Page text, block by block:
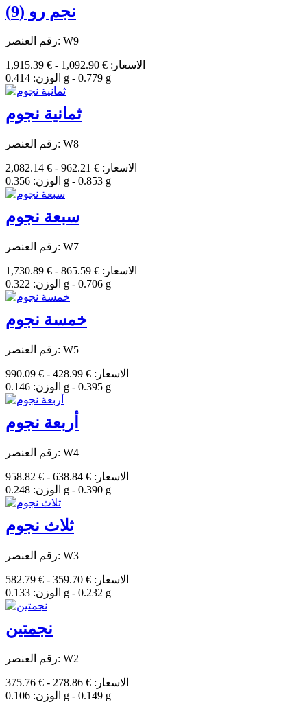
نجم رو (9)
رقم العنصر: W9
الاسعار: € 1,092.90 - € 1,915.39
الوزن: 0.414 g - 0.779 g
ثمانية نجوم
رقم العنصر: W8
الاسعار: € 962.21 - € 2,082.14
الوزن: 0.356 g - 0.853 g
سبعة نجوم
رقم العنصر: W7
الاسعار: € 865.59 - € 1,730.89
الوزن: 0.322 g - 0.706 g
خمسة نجوم
رقم العنصر: W5
الاسعار: € 428.99 - € 990.09
الوزن: 0.146 g - 0.395 g
أربعة نجوم
رقم العنصر: W4
الاسعار: € 638.84 - € 958.82
الوزن: 0.248 g - 0.390 g
ثلاث نجوم
رقم العنصر: W3
الاسعار: € 359.70 - € 582.79
الوزن: 0.133 g - 0.232 g
نجمتين
رقم العنصر: W2
الاسعار: € 278.86 - € 375.76
الوزن: 0.106 g - 0.149 g